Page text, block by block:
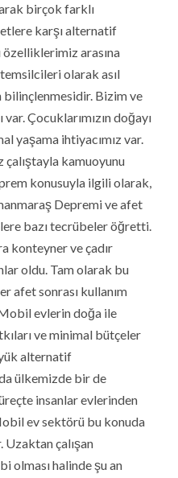
birçok farklı
karşı alternatif
özelliklerimiz arasına
olarak asıl
bilinçlenmesidir. Bizim ve
Çocuklarımızın doğayı
yaşama ihtiyacımız var.
çalıştayla kamuoyunu
konusuyla ilgili olarak,
Depremi ve afet
bazı tecrübeler öğretti.
konteyner ve çadır
oldu. Tam olarak bu
afet sonrası kullanım
evlerin doğa ile
ve minimal bütçeler
alternatif
ülkemizde bir de
insanlar evlerinden
ev sektörü bu konuda
Uzaktan çalışan
olması halinde şu an